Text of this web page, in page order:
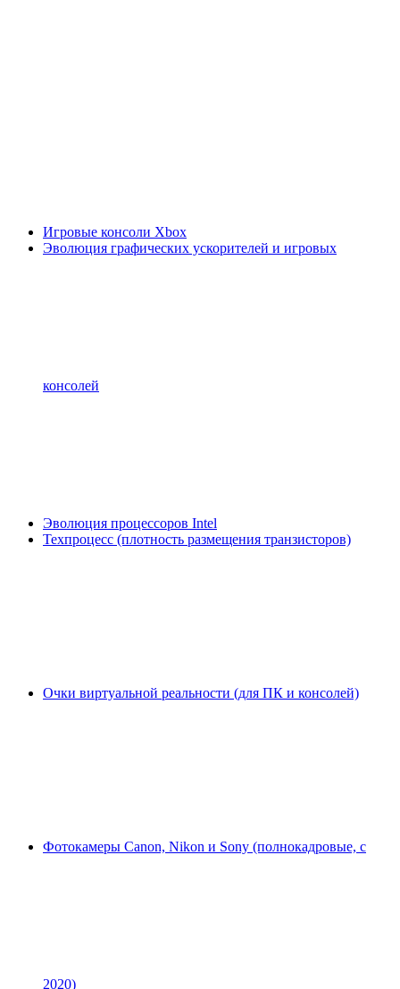
Игровые консоли Xbox
Эволюция графических ускорителей и игровых
консолей
Эволюция процессоров Intel
Техпроцесс (плотность размещения транзисторов)
Очки виртуальной реальности (для ПК и консолей)
Фотокамеры Canon, Nikon и Sony (полнокадровые, с
2020)